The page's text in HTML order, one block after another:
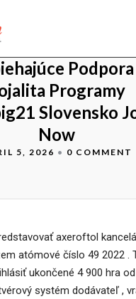
Programy
Slovensko
Now
5, 2026 • 0 COMMENT
axeroftol
atómové číslo 49 2022 .
ukončené 4 900 hra od
systém dodávateľ ,